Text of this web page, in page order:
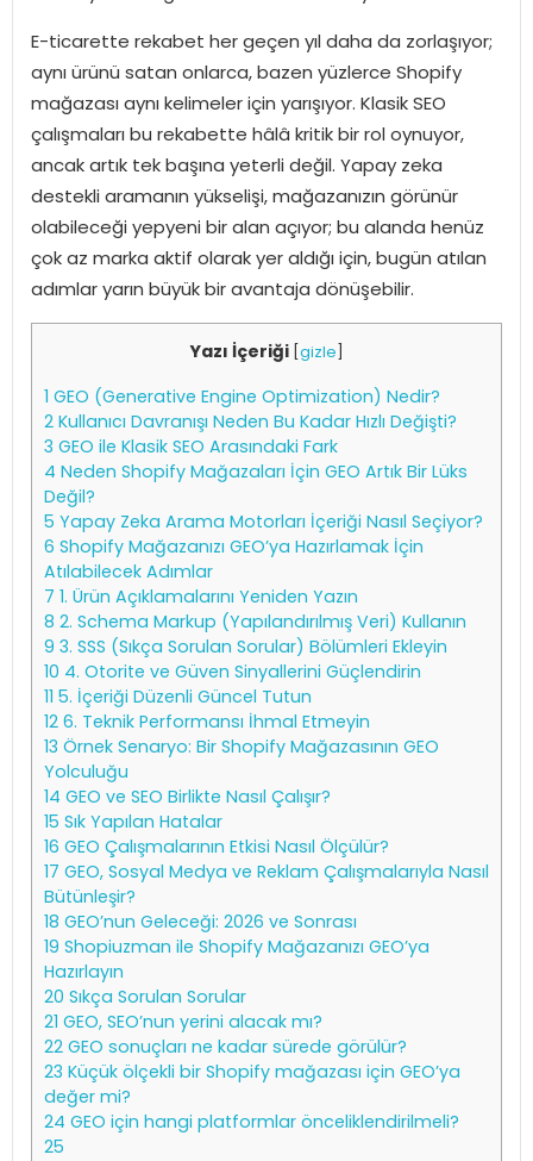
E-ticarette rekabet her geçen yıl daha da zorlaşıyor;
aynı ürünü satan onlarca, bazen yüzlerce Shopify
mağazası aynı kelimeler için yarışıyor. Klasik SEO
çalışmaları bu rekabette hâlâ kritik bir rol oynuyor,
ancak artık tek başına yeterli değil. Yapay zeka
destekli aramanın yükselişi, mağazanızın görünür
olabileceği yepyeni bir alan açıyor; bu alanda henüz
çok az marka aktif olarak yer aldığı için, bugün atılan
adımlar yarın büyük bir avantaja dönüşebilir.
Yazı İçeriği gizle
1 GEO (Generative Engine Optimization) Nedir?
2 Kullanıcı Davranışı Neden Bu Kadar Hızlı Değişti?
3 GEO ile Klasik SEO Arasındaki Fark
4 Neden Shopify Mağazaları İçin GEO Artık Bir Lüks
Değil?
5 Yapay Zeka Arama Motorları İçeriği Nasıl Seçiyor?
6 Shopify Mağazanızı GEO’ya Hazırlamak İçin
Atılabilecek Adımlar
7 1. Ürün Açıklamalarını Yeniden Yazın
8 2. Schema Markup (Yapılandırılmış Veri) Kullanın
9 3. SSS (Sıkça Sorulan Sorular) Bölümleri Ekleyin
10 4. Otorite ve Güven Sinyallerini Güçlendirin
11 5. İçeriği Düzenli Güncel Tutun
12 6. Teknik Performansı İhmal Etmeyin
13 Örnek Senaryo: Bir Shopify Mağazasının GEO
Yolculuğu
14 GEO ve SEO Birlikte Nasıl Çalışır?
15 Sık Yapılan Hatalar
16 GEO Çalışmalarının Etkisi Nasıl Ölçülür?
17 GEO, Sosyal Medya ve Reklam Çalışmalarıyla Nasıl
Bütünleşir?
18 GEO’nun Geleceği: 2026 ve Sonrası
19 Shopiuzman ile Shopify Mağazanızı GEO’ya
Hazırlayın
20 Sıkça Sorulan Sorular
21 GEO, SEO’nun yerini alacak mı?
22 GEO sonuçları ne kadar sürede görülür?
23 Küçük ölçekli bir Shopify mağazası için GEO’ya
değer mi?
24 GEO için hangi platformlar önceliklendirilmeli?
25